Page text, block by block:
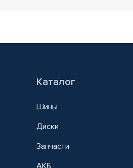
Каталог
Шины
Диски
Запчасти
АКБ